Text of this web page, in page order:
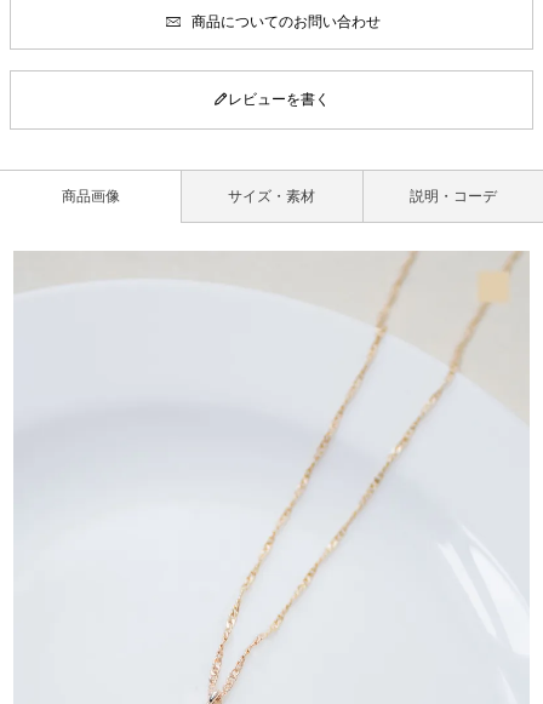
商品についてのお問い合わせ
レビューを書く
商品画像 サイズ・素材 説明・コーデ